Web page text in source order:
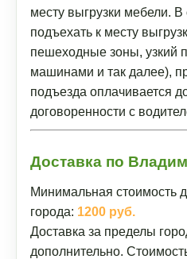
месту выгрузки мебели.
подъехать к месту
пешеходные зоны, узкий
машинами и так далее),
подъезда оплачивается
договоренности с
Доставка по
Минимальная стоимость
города: 1200 руб.
Доставка за пределы
дополнительно.